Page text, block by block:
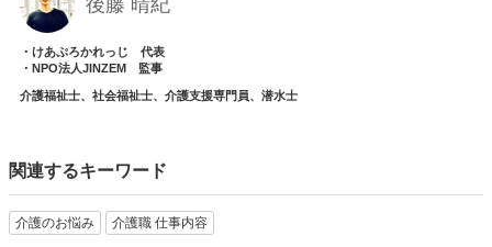
・けあぷろかれっじ 代表
・NPO法人JINZEM 監事
介護福祉士、社会福祉士、介護支援専門員、潜水士
関連するキーワード
介護のお悩み 介護職 仕事内容